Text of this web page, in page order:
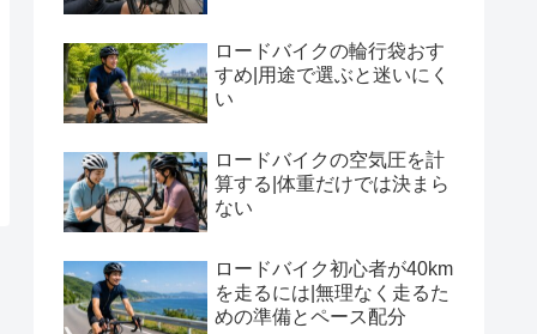
ロードバイクの輪行袋おす
すめ|用途で選ぶと迷いにく
い
ロードバイクの空気圧を計
算する|体重だけでは決まら
ない
ロードバイク初心者が40km
を走るには|無理なく走るた
めの準備とペース配分